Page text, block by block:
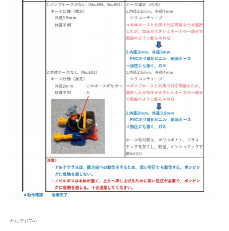
カルテ(174)